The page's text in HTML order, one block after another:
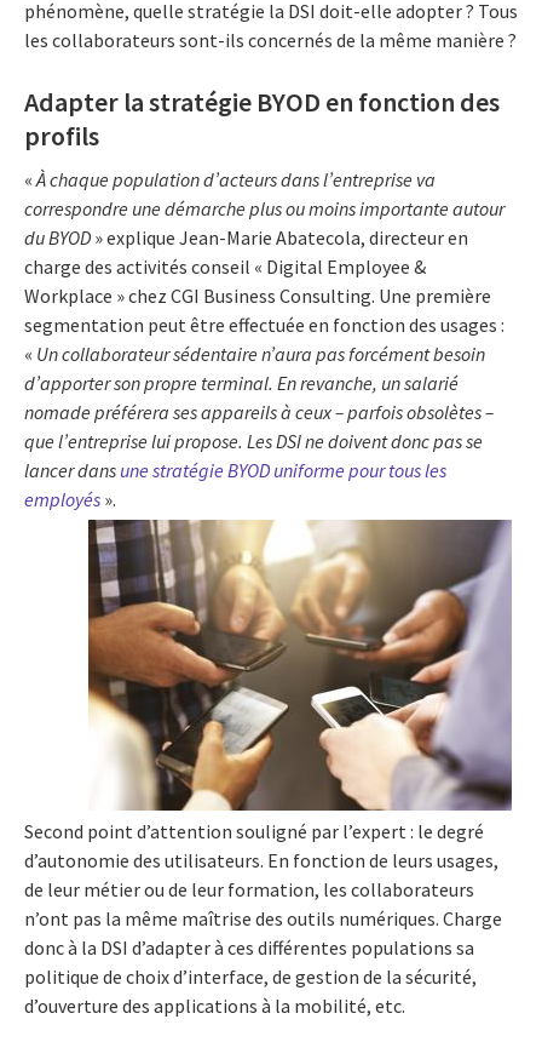
phénomène, quelle stratégie la DSI doit-elle adopter ? Tous
les collaborateurs sont-ils concernés de la même manière ?
Adapter la stratégie BYOD en fonction des
profils
« À chaque population d’acteurs dans l’entreprise va
correspondre une démarche plus ou moins importante autour
du BYOD » explique Jean-Marie Abatecola, directeur en
charge des activités conseil « Digital Employee &
Workplace » chez CGI Business Consulting. Une première
segmentation peut être effectuée en fonction des usages :
« Un collaborateur sédentaire n’aura pas forcément besoin
d’apporter son propre terminal. En revanche, un salarié
nomade préférera ses appareils à ceux – parfois obsolètes –
que l’entreprise lui propose. Les DSI ne doivent donc pas se
lancer dans une stratégie BYOD uniforme pour tous les
employés ».
Second point d’attention souligné par l’expert : le degré
d’autonomie des utilisateurs. En fonction de leurs usages,
de leur métier ou de leur formation, les collaborateurs
n’ont pas la même maîtrise des outils numériques. Charge
donc à la DSI d’adapter à ces différentes populations sa
politique de choix d’interface, de gestion de la sécurité,
d’ouverture des applications à la mobilité, etc.